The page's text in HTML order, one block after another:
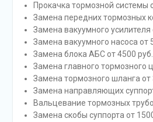
Прокачка тормозной системы
Замена передних тормозных
Замена вакуумного усилителя
Замена вакуумного насоса от
Замена блока АБС от 4500 руб.
Замена главного тормозного
Замена тормозного шланга от
Замена направляющих
Вальцевание тормозных
Замена скобы суппорта от